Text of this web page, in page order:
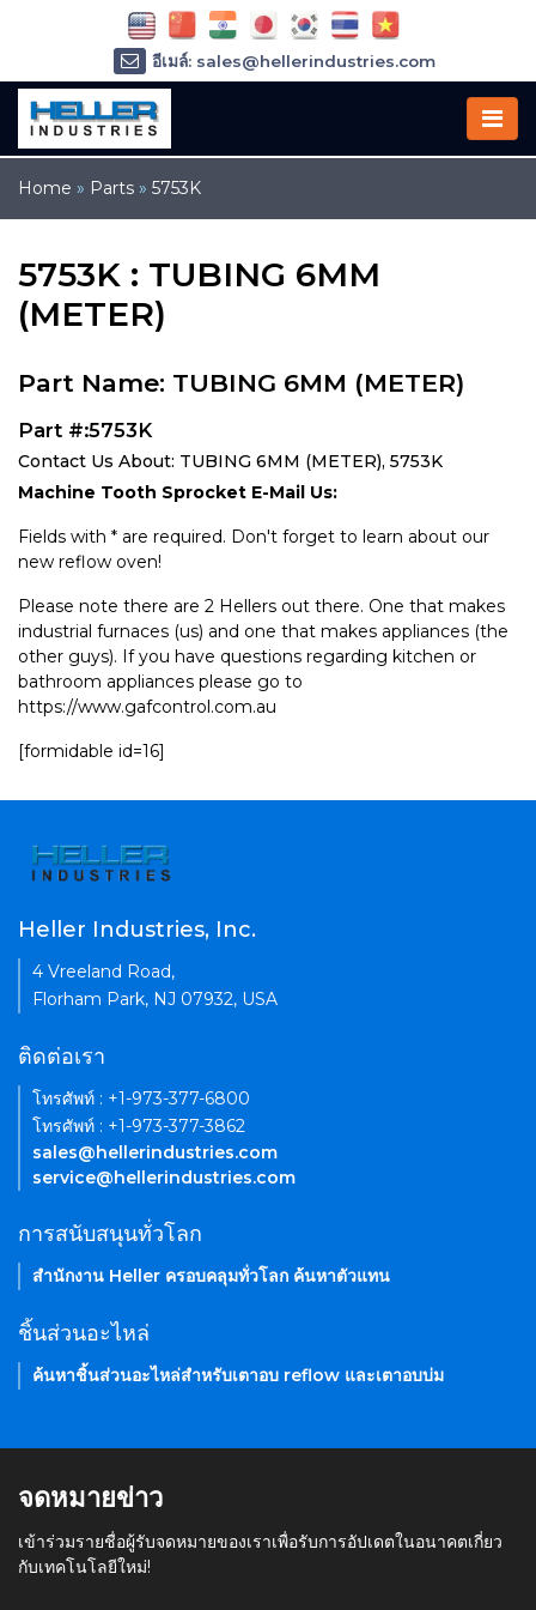
Home » Parts » 5753K
5753K : TUBING 6MM
(METER)
Part Name: TUBING 6MM (METER)
Part #:5753K
Contact Us About: TUBING 6MM (METER), 5753K
Machine Tooth Sprocket E-Mail Us:
Fields with * are required. Don't forget to learn about our
new reflow oven!
Please note there are 2 Hellers out there. One that makes
industrial furnaces (us) and one that makes appliances (the
other guys). If you have questions regarding kitchen or
bathroom appliances please go to
https://www.gafcontrol.com.au
[formidable id=16]
อีเมล์: sales@hellerindustries.com
อีเมล์: service@hellerindustries.com
โทรศัพท์ :
Heller Industries, Inc.
4 Vreeland Road,
Florham Park, NJ 07932, USA
ติดต่อเรา
โทรศัพท์ : +1-973-377-6800
โทรศัพท์ : +1-973-377-3862
sales@hellerindustries.com
service@hellerindustries.com
การสนับสนุนทั่วโลก
สำนักงาน Heller ครอบคลุมทั่วโลก ค้นหาตัวแทน
ชิ้นส่วนอะไหล่
ค้นหาชิ้นส่วนอะไหล่สำหรับเตาอบ reflow และเตาอบบ่ม
จดหมายข่าว
เข้าร่วมรายชื่อผู้รับจดหมายของเราเพื่อรับการอัปเดตในอนาคตเกี่ยว
กับเทคโนโลยีใหม่!